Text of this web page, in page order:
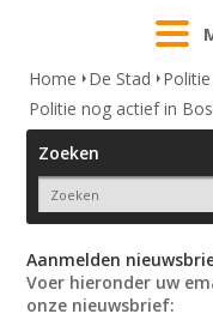
Home
De Stad
Politie nog actief in
Zoeken
Aanmelden
Voer hieronder uw
onze nieuwsbrief: